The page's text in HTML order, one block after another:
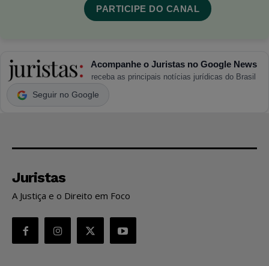
PARTICIPE DO CANAL
Acompanhe o Juristas no Google News
receba as principais notícias jurídicas do Brasil
Seguir no Google
Juristas
A Justiça e o Direito em Foco